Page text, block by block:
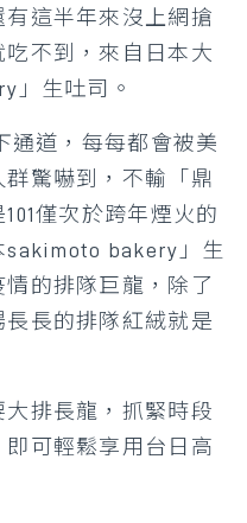
這半年來沒上網搶
不到，來自日本大
」生吐司。
通道，每每都會被美
驚嚇到，不輸「鼎
僅次於跨年煙火的
sakimoto bakery」生
的排隊巨龍，除了
長的排隊紅絨就是
排長龍，抓緊時段
可輕鬆享用台日高